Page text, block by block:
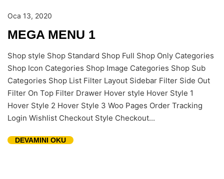
Oca 13, 2020
MEGA MENU 1
Shop style Shop Standard Shop Full Shop Only Categories
Shop Icon Categories Shop Image Categories Shop Sub
Categories Shop List Filter Layout Sidebar Filter Side Out
Filter On Top Filter Drawer Hover style Hover Style 1
Hover Style 2 Hover Style 3 Woo Pages Order Tracking
Login Wishlist Checkout Style Checkout...
DEVAMINI OKU